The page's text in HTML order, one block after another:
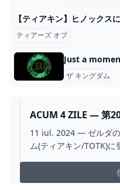
ティアーズ オブ
Just a
ザ キングダム
ACUM 4 ZILE — 第
11 iul. 2024 — ゼルダ
ム(ティアキン/TOTK)